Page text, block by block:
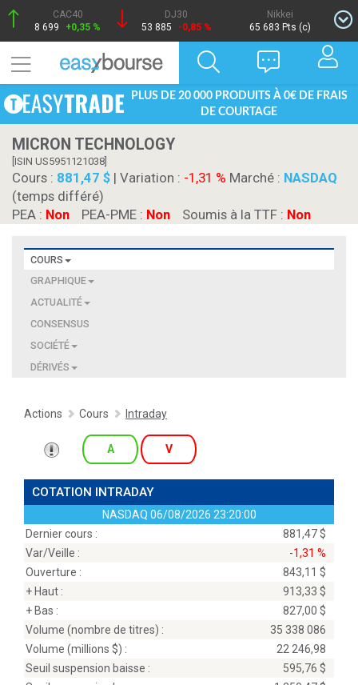
CAC40
8 699
+0,35 %
DJ30
53 885
-0,85 %
Nikkei
65 683 Pts (c)
PLUS DE 20 000 PRODUITS À 0€ DE FRAIS
DE COURTAGE
MICRON TECHNOLOGY
[ISIN US5951121038]
Cours : 881,47 $ | Variation : -1,31 % Marché : NASDAQ
(temps différé)
PEA : Non PEA-PME : Non Soumis à la TTF : Non
COURS
GRAPHIQUE
ACTUALITÉ
CONSENSUS
SOCIÉTÉ
DÉRIVÉS
Actions Cours Intraday
A V
COTATION INTRADAY
NASDAQ 06/08/2026 23:20:00
Dernier cours :
881,47 $
Var/Veille :
-1,31 %
Ouverture :
843,11 $
+ Haut :
913,33 $
+ Bas :
827,00 $
Volume (nombre de titres) :
35 338 086
Volume (millions $) :
22 246,98
Seuil suspension baisse :
595,76 $